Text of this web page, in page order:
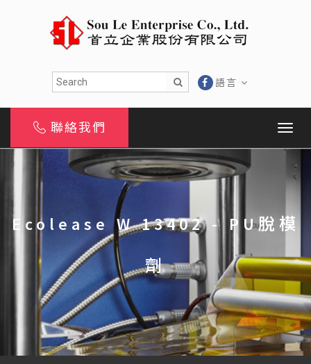
語言
聯絡我們
Ecolease W 13402 - PU脫模
劑